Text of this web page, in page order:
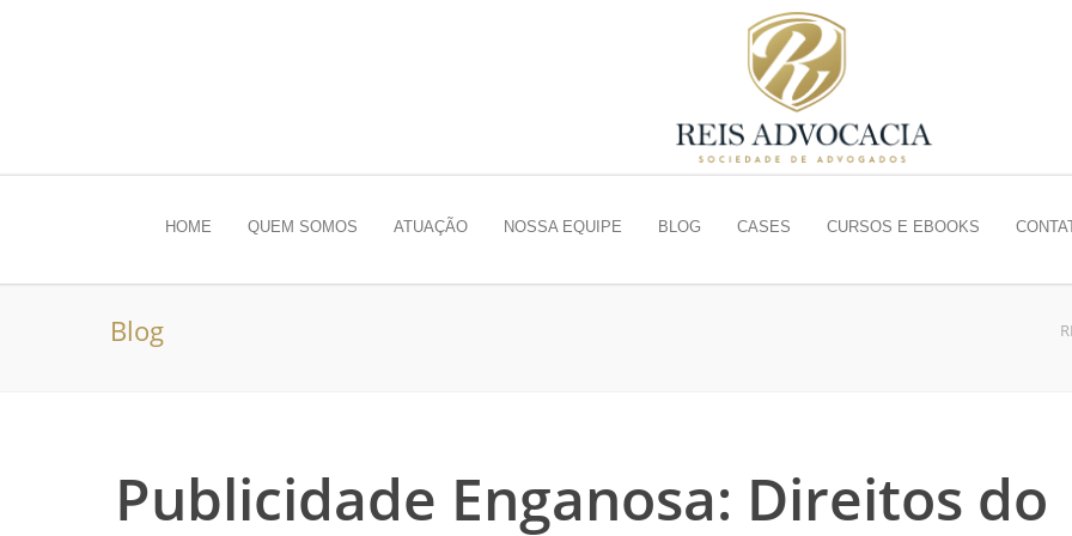
HOME QUEM SOMOS ATUAÇÃO NOSSA EQUIPE BLOG CASES CURSOS E EBOOKS
Blog
Publicidade Enganosa: Direitos do